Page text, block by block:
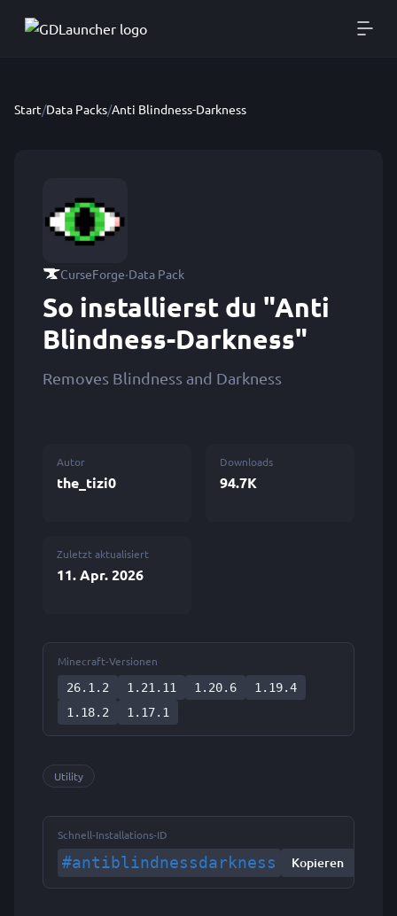
Start/Data Packs/Anti Blindness-Darkness
CurseForge·Data Pack
So installierst du "Anti
Blindness-Darkness"
Removes Blindness and Darkness
Autor
the_tizi0
Downloads
94.7K
Zuletzt aktualisiert
11. Apr. 2026
Minecraft-Versionen
26.1.2
1.21.11 1.20.6
1.19.4
1.18.2
1.17.1
Utility
Schnell-Installations-ID
#antiblindnessdarkness Kopieren